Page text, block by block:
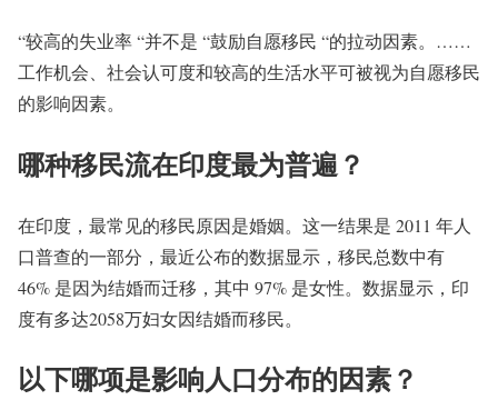
“较高的失业率 “并不是 “鼓励自愿移民 “的拉动因素。……
工作机会、社会认可度和较高的生活水平可被视为自愿移民
的影响因素。
哪种移民流在印度最为普遍？
在印度，最常见的移民原因是婚姻。这一结果是 2011 年人
口普查的一部分，最近公布的数据显示，移民总数中有
46% 是因为结婚而迁移，其中 97% 是女性。数据显示，印
度有多达2058万妇女因结婚而移民。
以下哪项是影响人口分布的因素？